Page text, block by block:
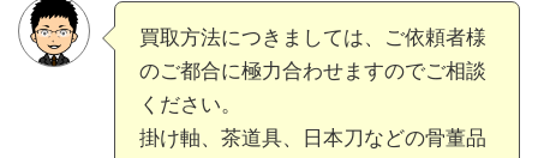
買取方法につきましては、ご依頼者様
のご都合に極力合わせますのでご相談
ください。
掛け軸、茶道具、日本刀などの骨董品